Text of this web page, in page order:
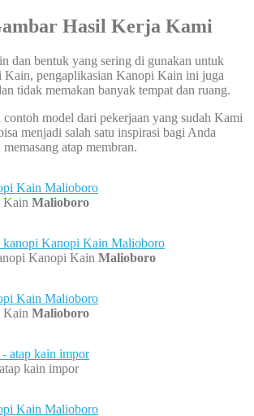
Hasil Kerja Kami
dan bentuk yang sering di gunakan untuk
Kain, pengaplikasian Kanopi Kain ini juga
tidak memakan banyak tempat dan ruang.
model dari pekerjaan yang sudah Kami
menjadi salah satu inspirasi bagi Anda
atap membran.
Kain Malioboro
Kanopi Kain Malioboro
Kain Malioboro
kain impor